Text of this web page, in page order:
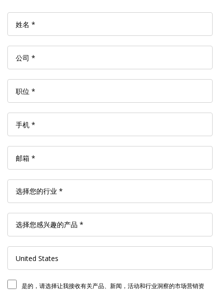
是的，请选择让我接收有关产品、新闻，活动和行业洞察的市场营销资